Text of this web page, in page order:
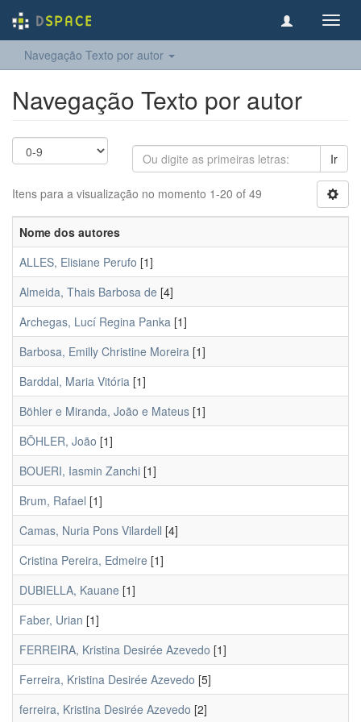
Navegação Texto por autor
Navegação Texto por autor
Ir
Itens para a visualização no momento 1-20 of 49
Nome dos autores
ALLES, Elisiane Perufo [1]
Almeida, Thais Barbosa de [4]
Archegas, Lucí Regina Panka [1]
Barbosa, Emilly Christine Moreira [1]
Barddal, Maria Vitória [1]
Böhler e Miranda, João e Mateus [1]
BÖHLER, João [1]
BOUERI, Iasmin Zanchi [1]
Brum, Rafael [1]
Camas, Nuria Pons Vilardell [4]
Cristina Pereira, Edmeire [1]
DUBIELLA, Kauane [1]
Faber, Urian [1]
FERREIRA, Kristina Desirée Azevedo [1]
Ferreira, Kristina Desirée Azevedo [5]
ferreira, Kristina Desirée Azevedo [2]